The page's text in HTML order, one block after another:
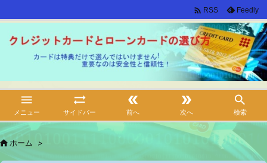

メニュー

サイドバー

前へ

次へ

検索
 RSS Feedly
ホーム >